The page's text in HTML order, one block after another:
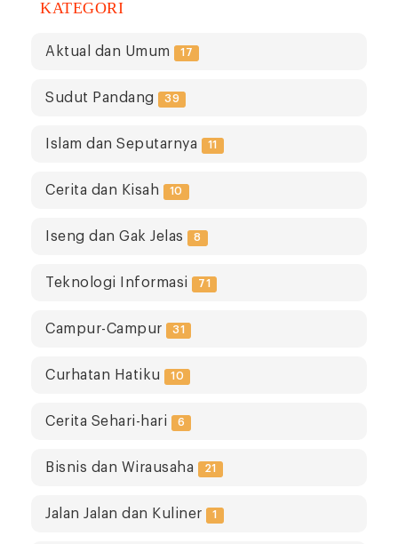
KATEGORI
Aktual dan Umum 17
Sudut Pandang 39
Islam dan Seputarnya 11
Cerita dan Kisah 10
Iseng dan Gak Jelas 8
Teknologi Informasi 71
Campur-Campur 31
Curhatan Hatiku 10
Cerita Sehari-hari 6
Bisnis dan Wirausaha 21
Jalan Jalan dan Kuliner 1